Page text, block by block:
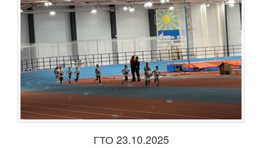
ГТО 23.10.2025